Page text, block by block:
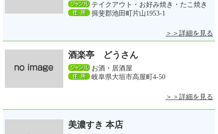
テイクアウト・お好み焼き・たこ焼き
揖斐郡池田町片山1953-1
＞＞詳細を見る
酒楽亭 どうさん
お酒・居酒屋
岐阜県大垣市高屋町4-50
＞＞詳細を見る
美濃すき 本店